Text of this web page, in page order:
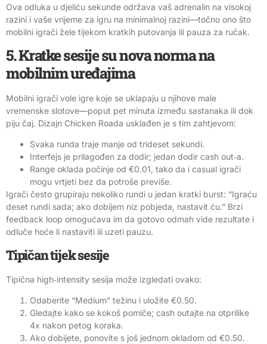
Ova odluka u djeliću sekunde održava vaš adrenalin na visokoj
razini i vaše vrijeme za igru na minimalnoj razini—točno ono što
mobilni igrači žele tijekom kratkih putovanja ili pauza za ručak.
5. Kratke sesije su nova norma na
mobilnim uređajima
Mobilni igrači vole igre koje se uklapaju u njihove male
vremenske slotove—poput pet minuta između sastanaka ili dok
piju čaj. Dizajn Chicken Roada usklađen je s tim zahtjevom:
Svaka runda traje manje od trideset sekundi.
Interfejs je prilagođen za dodir; jedan dodir cash out‑a.
Range oklada počinje od €0.01, tako da i casual igrači
mogu vrtjeti bez da potroše previše.
Igrači često grupiraju nekoliko rundi u jedan kratki burst: “Igraću
deset rundi sada; ako dobijem niz pobjeda, nastavit ću.” Brzi
feedback loop omogućava im da gotovo odmah vide rezultate i
odluče hoće li nastaviti ili uzeti pauzu.
Tipičan tijek sesije
Tipična high‑intensity sesija može izgledati ovako:
Odaberite “Medium” težinu i uložite €0.50.
Gledajte kako se kokoš pomiče; cash outajte na otprilike
4x nakon petog koraka.
Ako dobijete, ponovite s još jednom okladom od €0.50.